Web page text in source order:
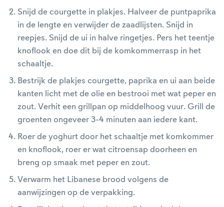
Snijd de courgette in plakjes. Halveer de puntpaprika
in de lengte en verwijder de zaadlijsten. Snijd in
reepjes. Snijd de ui in halve ringetjes. Pers het teentje
knoflook en doe dit bij de komkommerrasp in het
schaaltje.
Bestrijk de plakjes courgette, paprika en ui aan beide
kanten licht met de olie en bestrooi met wat peper en
zout. Verhit een grillpan op middelhoog vuur. Grill de
groenten ongeveer 3-4 minuten aan iedere kant.
Roer de yoghurt door het schaaltje met komkommer
en knoflook, roer er wat citroensap doorheen en
breng op smaak met peper en zout.
Verwarm het Libanese brood volgens de
aanwijzingen op de verpakking.